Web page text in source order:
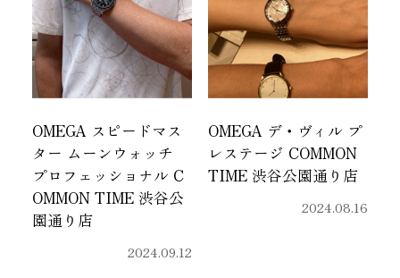
OMEGA スピードマス
ター ムーンウォッチ
プロフェッショナル C
OMMON TIME 渋谷公
園通り店
2024.09.12
OMEGA デ・ヴィル プ
レステージ COMMON
TIME 渋谷公園通り店
2024.08.16